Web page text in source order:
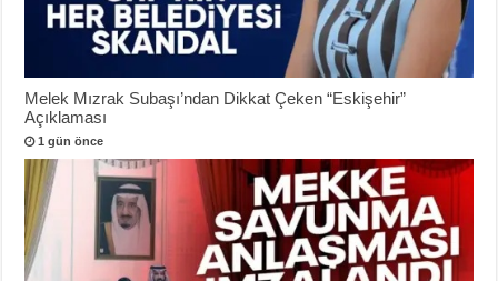
Melek Mızrak Subaşı’ndan Dikkat Çeken “Eskişehir”
Açıklaması
1 gün önce